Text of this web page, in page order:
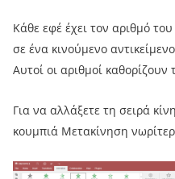
Κάθε εφέ έχει τον αριθμό
σε ένα κινούμενο
Αυτοί οι αριθμοί
Για να αλλάξετε τη σειρά
κουμπιά Μετακίνηση